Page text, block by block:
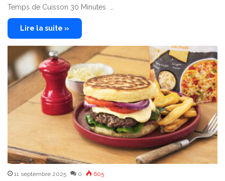
Temps de Cuisson 30 Minutes …
Lire la suite »
11 septembre 2025 0 605